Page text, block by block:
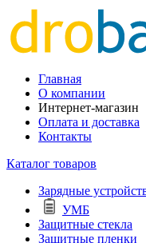
Главная
О компании
Интернет-магазин
Оплата и доставка
Контакты
Каталог товаров
Зарядные
УМБ
Защитные стекла
Защитные пленки